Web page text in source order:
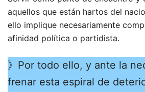
aquellos que están hartos del
ello implique necesariamente
afinidad política o partidista.
》Por todo ello, y ante la
frenar esta espiral de